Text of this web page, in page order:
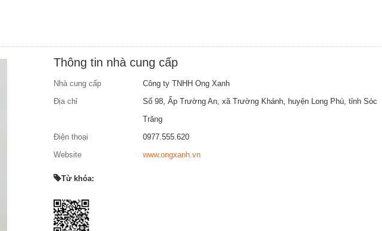
Thông tin nhà cung cấp
Nhà cung cấp
Công ty TNHH Ong Xanh
Địa chỉ
Số 98, Ấp Trường An, xã Trường Khánh, huyện Long Phú, tỉnh Sóc
Trăng
Điện thoại
0977.555.620
Website
www.ongxanh.vn
Từ khóa: